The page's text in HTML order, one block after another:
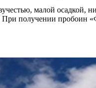
малой осадкой,
При получении пробоин